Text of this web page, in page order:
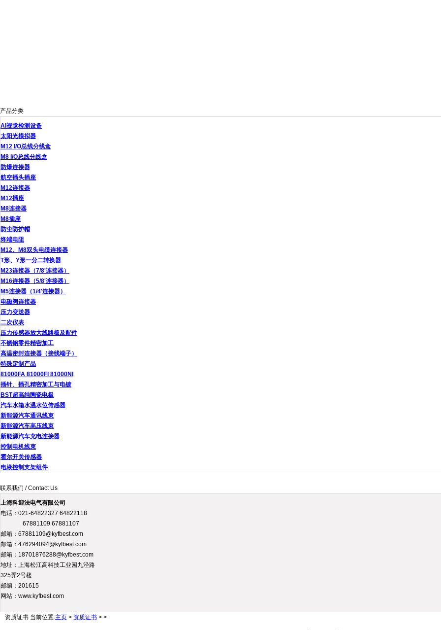
产品分类
AI视觉检测设备
太阳光模拟器
M12 I/O总线分线盒
M8 I/O总线分线盒
防爆连接器
航空插头插座
M12连接器
M12插座
M8连接器
M8插座
防尘防护帽
终端电阻
M12、M8双头电缆连接器
T形、Y形一分二转换器
M23连接器（7/8'连接器）
M16连接器（5/8'连接器）
M5连接器（1/4'连接器）
电磁阀连接器
压力变送器
二次仪表
压力传感器放大线路板及配件
不锈钢零件精密加工
高温密封连接器（接线端子）
特殊定制产品
81000FA 81000FI 81000NI
插针、插孔精密加工与电镀
BST超高纯陶瓷电极
汽车水箱水温水位传感器
新能源汽车通讯线束
新能源汽车高压线束
新能源汽车充电连接器
控制电机线束
霍尔开关传感器
电液控制支架组件
联系我们 / Contact Us
上海科迎法电气有限公司
电话：021-64822327 64822118
67881109 67881107
邮箱：67881109@kyfbest.com
邮箱：476294094@kyfbest.com
邮箱：18701876288@kyfbest.com
地址：上海松江高科技工业园九泾路
325弄2号楼
邮编：201615
网站：www.kyfbest.com
资质证书 当前位置:主页 > 资质证书 > >